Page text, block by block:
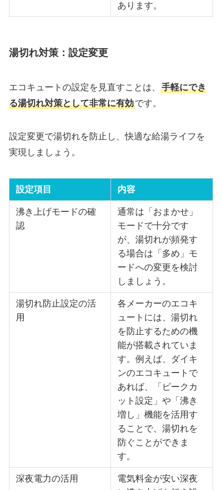
あります。
湯切れ対策：設定変更
エコキュートの設定を見直すことは、 手軽にでき
る湯切れ対策として非常に有効です。
設定変更で湯切れを防止し、快適な給湯ライフを
実現しましょう。
設定項目 内容
沸き上げモードの確
認
通常は「おまかせ」
モードで十分です
が、湯切れが頻発す
る場合は「多め」モ
ードへの変更を検討
しましょう。
湯切れ防止設定の活
用
各メーカーのエコキ
ュートには、湯切れ
を防止するための機
能が搭載されていま
す。例えば、ダイキ
ンのエコキュートで
あれば、「ピークカ
ット設定」や「沸き
増し」機能を活用す
ることで、湯切れを
防ぐことができま
す。
深夜電力の活用
電気料金が安い深夜